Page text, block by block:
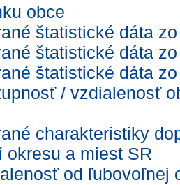
obce
štatistické dáta
štatistické dáta
štatistické dáta
/ vzdialenosť
charakteristiky
okresu a miest SR
od ľubovoľnej